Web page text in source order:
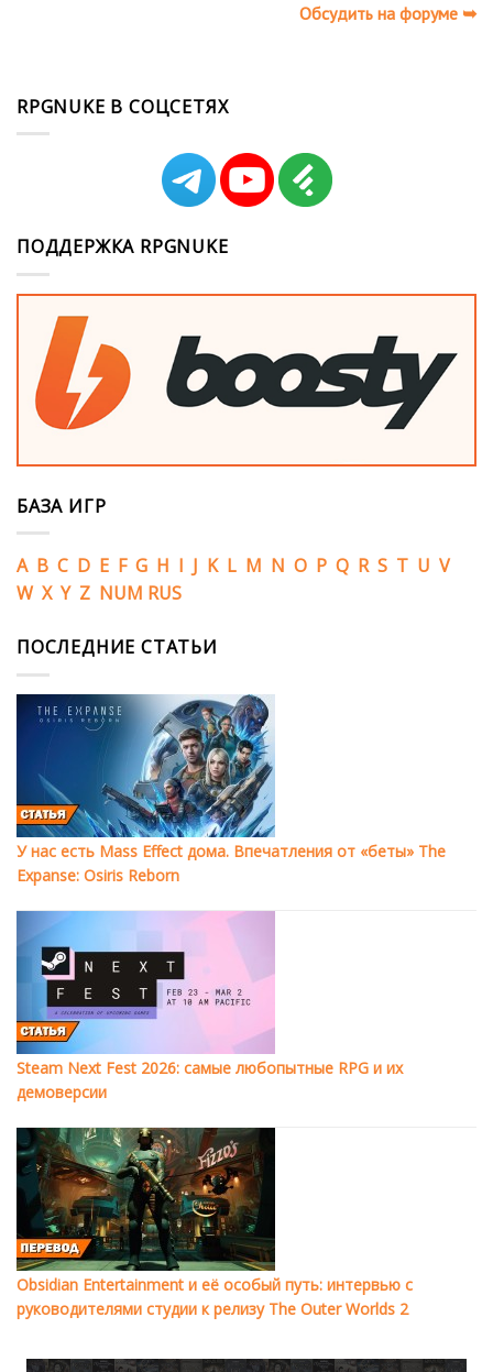
Обсудить на форуме ➥
RPGNUKE В СОЦСЕТЯХ
ПОДДЕРЖКА RPGNUKE
БАЗА ИГР
A B C D E F G H I J K L M N O P Q R S T U V
W X Y Z NUM RUS
ПОСЛЕДНИЕ СТАТЬИ
У нас есть Mass Effect дома. Впечатления от «беты» The
Expanse: Osiris Reborn
Steam Next Fest 2026: самые любопытные RPG и их
демоверсии
Obsidian Entertainment и её особый путь: интервью с
руководителями студии к релизу The Outer Worlds 2